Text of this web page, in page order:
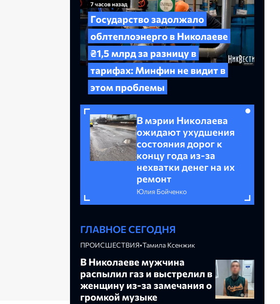
7 часов назад
Государство задолжало
облтеплоэнерго в Николаеве
₴1,5 млрд за разницу в
тарифах: Минфин не видит в
этом проблемы
В мэрии Николаева
ожидают ухудшения
состояния дорог к
концу года из-за
нехватки денег на их
ремонт
Юлия Бойченко
ГЛАВНОЕ СЕГОДНЯ
ПРОИСШЕСТВИЯ•Тамила Ксенжик
В Николаеве мужчина
распылил газ и выстрелил в
женщину из-за замечания о
громкой музыке